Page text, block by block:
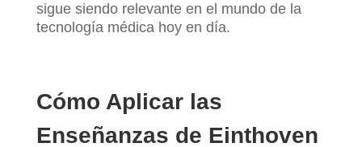
sigue siendo relevante en el mundo de la
tecnología médica hoy en día.
Cómo Aplicar las
Enseñanzas de Einthoven